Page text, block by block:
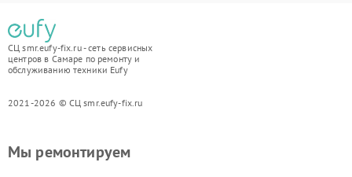
СЦ smr.eufy-fix.ru - сеть сервисных
центров в Самаре по ремонту и
обслуживанию техники Eufy
2021-2026 © СЦ smr.eufy-fix.ru
Мы ремонтируем